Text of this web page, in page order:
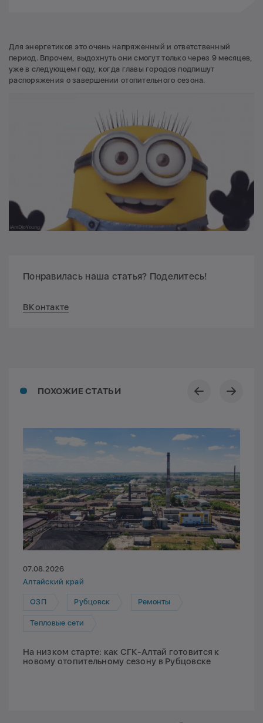
Для энергетиков это очень напряженный и ответственный
период. Впрочем, выдохнуть они смогут только через 9 месяцев,
уже в следующем году, когда главы городов подпишут
распоряжения о завершении отопительного сезона.
Понравилась наша статья? Поделитесь!
ВКонтакте
ПОХОЖИЕ СТАТЬИ
07.08.2026
Алтайский край
ОЗП Рубцовск Ремонты
Тепловые сети
На низком старте: как СГК-Алтай готовится к
новому отопительному сезону в Рубцовске